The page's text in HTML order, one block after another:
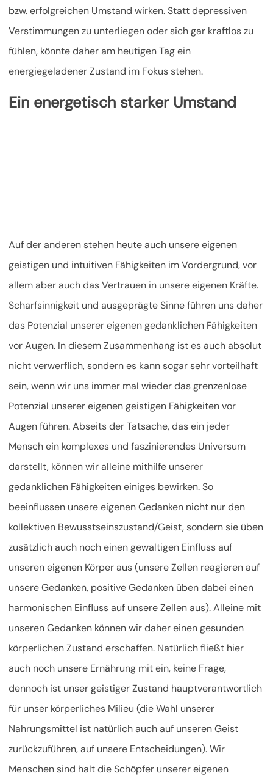
bzw. erfolgreichen Umstand wirken. Statt depressiven
Verstimmungen zu unterliegen oder sich gar kraftlos zu
fühlen, könnte daher am heutigen Tag ein
energiegeladener Zustand im Fokus stehen.
Ein energetisch starker Umstand
Auf der anderen stehen heute auch unsere eigenen
geistigen und intuitiven Fähigkeiten im Vordergrund, vor
allem aber auch das Vertrauen in unsere eigenen Kräfte.
Scharfsinnigkeit und ausgeprägte Sinne führen uns daher
das Potenzial unserer eigenen gedanklichen Fähigkeiten
vor Augen. In diesem Zusammenhang ist es auch absolut
nicht verwerflich, sondern es kann sogar sehr vorteilhaft
sein, wenn wir uns immer mal wieder das grenzenlose
Potenzial unserer eigenen geistigen Fähigkeiten vor
Augen führen. Abseits der Tatsache, das ein jeder
Mensch ein komplexes und faszinierendes Universum
darstellt, können wir alleine mithilfe unserer
gedanklichen Fähigkeiten einiges bewirken. So
beeinflussen unsere eigenen Gedanken nicht nur den
kollektiven Bewusstseinszustand/Geist, sondern sie üben
zusätzlich auch noch einen gewaltigen Einfluss auf
unseren eigenen Körper aus (unsere Zellen reagieren auf
unsere Gedanken, positive Gedanken üben dabei einen
harmonischen Einfluss auf unsere Zellen aus). Alleine mit
unseren Gedanken können wir daher einen gesunden
körperlichen Zustand erschaffen. Natürlich fließt hier
auch noch unsere Ernährung mit ein, keine Frage,
dennoch ist unser geistiger Zustand hauptverantwortlich
für unser körperliches Milieu (die Wahl unserer
Nahrungsmittel ist natürlich auch auf unseren Geist
zurückzuführen, auf unsere Entscheidungen). Wir
Menschen sind halt die Schöpfer unserer eigenen